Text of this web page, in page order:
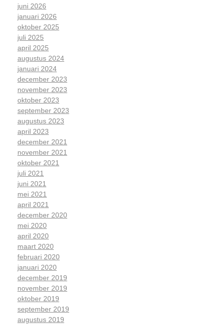
juni 2026
januari 2026
oktober 2025
juli 2025
april 2025
augustus 2024
januari 2024
december 2023
november 2023
oktober 2023
september 2023
augustus 2023
april 2023
december 2021
november 2021
oktober 2021
juli 2021
juni 2021
mei 2021
april 2021
december 2020
mei 2020
april 2020
maart 2020
februari 2020
januari 2020
december 2019
november 2019
oktober 2019
september 2019
augustus 2019